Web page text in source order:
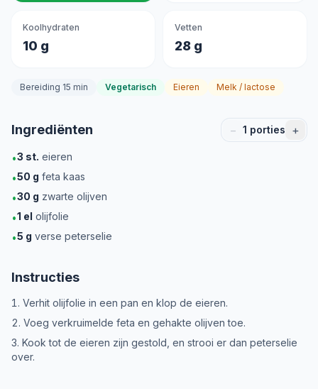
Koolhydraten
10 g
Vetten
28 g
Bereiding 15 min Vegetarisch Eieren Melk / lactose
Ingrediënten − 1 porties +
•3 st. eieren
•50 g feta kaas
•30 g zwarte olijven
•1 el olijfolie
•5 g verse peterselie
Instructies
Verhit olijfolie in een pan en klop de eieren.
Voeg verkruimelde feta en gehakte olijven toe.
Kook tot de eieren zijn gestold, en strooi er dan peterselie
over.